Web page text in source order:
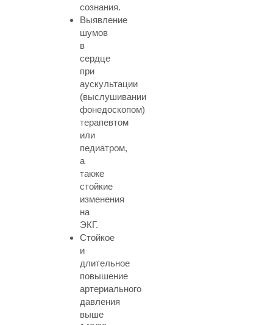
сознания.
Выявление
шумов
в
сердце
при
аускультации
(выслушивании
фонедоскопом)
терапевтом
или
педиатром,
а
также
стойкие
изменения
на
ЭКГ.
Стойкое
и
длительное
повышение
артериального
давления
выше